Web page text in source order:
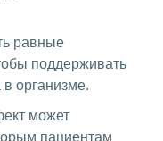
равные
поддерживать
организме.
может
пациентам